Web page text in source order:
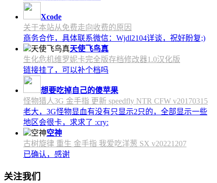
Xcode
关于本站从免费走向收费的原因
商务合作，具体联系微信：Wjdl2104详谈，祝好盼复;)
天使飞鸟真
生化危机维罗妮卡完全版存档修改器1.0汉化版
链接挂了，可以补个档吗
想要吃掉自己的傻苹果
怪物猎人3G 金手指 更新 speedfly NTR CFW v20170315
老大，3G怪物显血有没有只显示2只的，全部显示一些
地区会很卡，求求了 :cry:
空神
古树旋律 重生 金手指 我爱吃洋葱 SX v20221207
已确认，感谢
关注我们